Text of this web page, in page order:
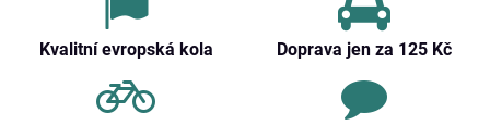
Kvalitní evropská kola Doprava jen za 125 Kč